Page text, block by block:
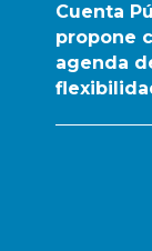
Cuenta
propone
agenda